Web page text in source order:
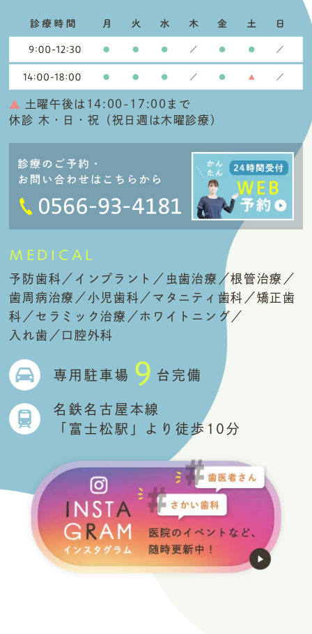
土曜午後は14:00-17:00まで
休診 木・日・祝（祝日週は木曜診療）
MEDICAL
予防歯科／インプラント／虫歯治療／根管治療／
歯周病治療／小児歯科／ マタニティ歯科／矯正歯
科／セラミック治療／ ホワイトニング／
入れ歯／口腔外科
専用駐車場 9 台完備
名鉄名古屋本線
「富士松駅」より徒歩10分